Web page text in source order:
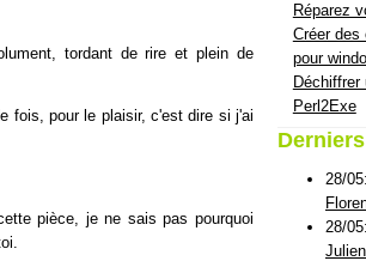
tordant de rire et plein de
fois, pour le plaisir, c'est dire si j'ai
pièce, je ne sais pas pourquoi
Réparez
Créer des
pour
Perl2Exe
28/05:
28/05: